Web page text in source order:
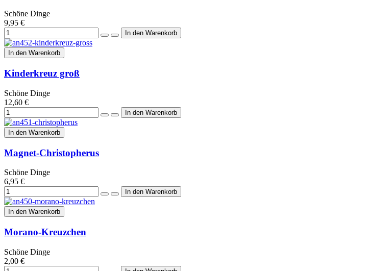
Schöne Dinge
9,95 €
In den Warenkorb
Kinderkreuz groß
Schöne Dinge
12,60 €
In den Warenkorb
Magnet-Christopherus
Schöne Dinge
6,95 €
In den Warenkorb
Morano-Kreuzchen
Schöne Dinge
2,00 €